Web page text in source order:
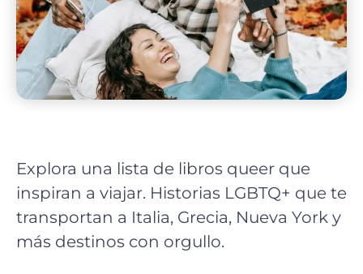
Explora una lista de libros queer que
inspiran a viajar. Historias LGBTQ+ que te
transportan a Italia, Grecia, Nueva York y
más destinos con orgullo.